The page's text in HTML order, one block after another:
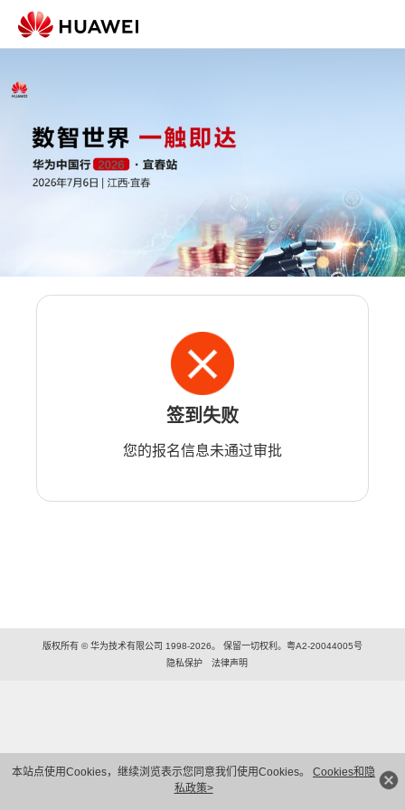
本站点使用Cookies，继续浏览表示您同意我们使用Cookies。 Cookies和隐
私政策>
签到失败
您的报名信息未通过审批
版权所有 © 华为技术有限公司 1998-2026。 保留一切权利。粤A2-20044005号
隐私保护
法律声明